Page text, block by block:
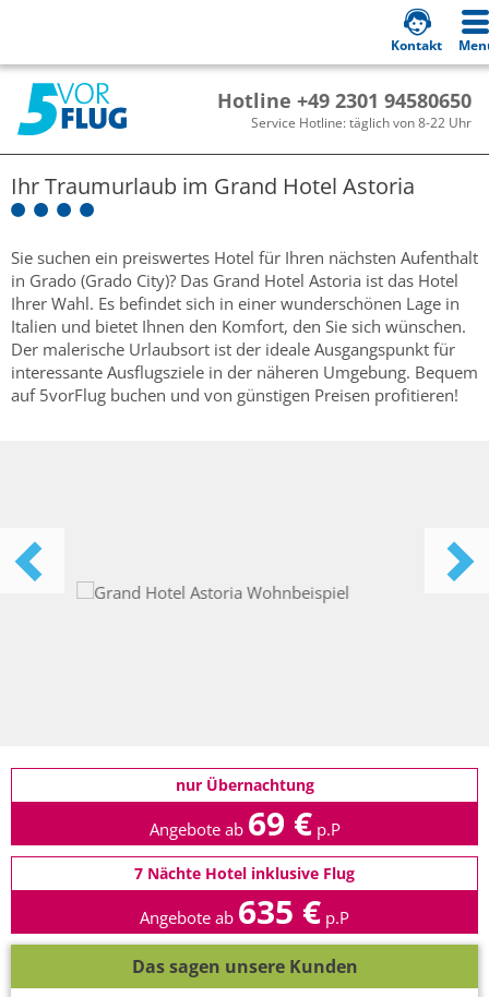
Hotline +49 2301 94580650
Service Hotline: täglich von 8-22 Uhr
Kontakt
Ihr Traumurlaub im Grand Hotel Astoria
Sie suchen ein preiswertes Hotel für Ihren nächsten Aufenthalt
in Grado (Grado City)? Das Grand Hotel Astoria ist das Hotel
Ihrer Wahl. Es befindet sich in einer wunderschönen Lage in
Italien und bietet Ihnen den Komfort, den Sie sich wünschen.
Der malerische Urlaubsort ist der ideale Ausgangspunkt für
interessante Ausflugsziele in der näheren Umgebung. Bequem
auf 5vorFlug buchen und von günstigen Preisen profitieren!
nur Übernachtung
Angebote ab 69 € p.P
7 Nächte Hotel inklusive Flug
Angebote ab 635 € p.P
Das sagen unsere Kunden